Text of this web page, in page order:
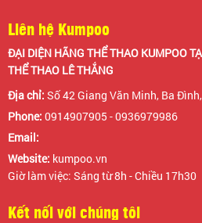
Liên hệ Kumpoo
ĐẠI DIỆN HÃNG THỂ THAO KUMPOO
THỂ THAO LÊ THẮNG
Địa chỉ: Số 42 Giang Văn Minh, Ba
Phone: 0914907905 - 0936979986
Email:
Website: kumpoo.vn
Giờ làm việc: Sáng từ 8h - Chiều 17h30
Kết nối với chúng tôi